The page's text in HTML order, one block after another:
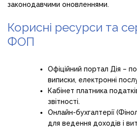
законодавчими оновленнями.
Корисні ресурси та
ФОП
Офіційний портал Дія –
виписки, електронні
Кабінет платника
звітності.
Онлайн-бухгалтерії
для ведення доходів і